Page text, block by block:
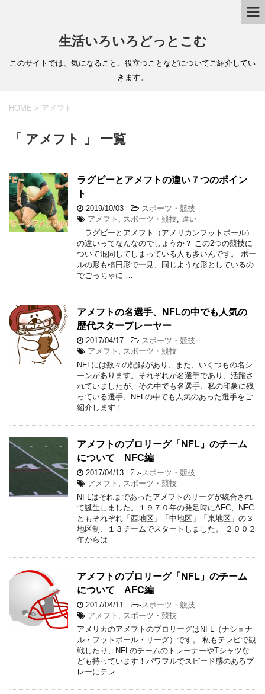
生活いろいろどっとこむ
このサイトでは、気になること、役立つことなどについてご紹介してい
きます。
HOME > アメフト
「 アメフト 」 一覧
ラグビーとアメフトの違い７つのポイン
ト
2019/10/03 -スポーツ・競技
アメフト
スポーツ・競技 違い
ラグビーとアメフト（アメリカンフットボール）
の違いってなんなのでしょうか？ この2つの競技に
ついて混同してしまっている人も多いんです。 ボー
ルの形も楕円形で一見、同じような形としているの
でごっちゃに …
アメフトの名選手、NFLの中でも人気の
歴代スタープレーヤー
2017/04/17 -スポーツ・競技
アメフト
スポーツ・競技
NFLには数々の記録があり、また、いくつもの名シ
ーンがあります。それぞれが名選手であり、活躍さ
れていましたが、その中でも名選手、私の印象に残
っている選手、NFLの中でも人気のあった選手をご
紹介します！
アメフトのプロリーグ「NFL」のチーム
について NFC編
2017/04/13 -スポーツ・競技
アメフト
スポーツ・競技
NFLはそれまであったアメフトのリーグが統合され
て誕生しました。１９７０年の発足時にAFC、NFC
ともそれぞれ「西地区」「中地区」「東地区」の３
地区制、１３チームでスタートしました。 ２００２
年からは …
アメフトのプロリーグ「NFL」のチーム
について AFC編
2017/04/11 -スポーツ・競技
アメフト
スポーツ・競技
アメリカのアメフトのプロリーグはNFL（ナショナ
ル・フットボール・リーグ）です。 私もテレビで観
戦したり、NFLのチームのトレーナーやTシャツな
ども持っています！パワフルでスピード感のあるプ
レーにテレ …